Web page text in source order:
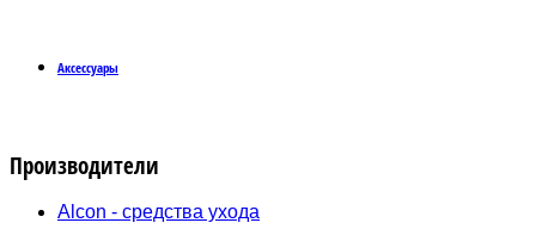
Аксессуары
Производители
Alcon - средства ухода